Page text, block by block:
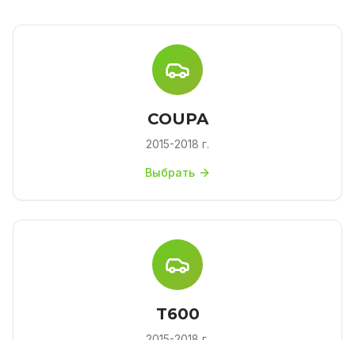
COUPA
2015-2018 г.
Выбрать
T600